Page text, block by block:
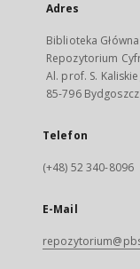
Adres
Biblioteka
Repozytorium
Al. prof. S.
85-796 Bydgoszcz
Telefon
(+48) 52 340-8096
E-Mail